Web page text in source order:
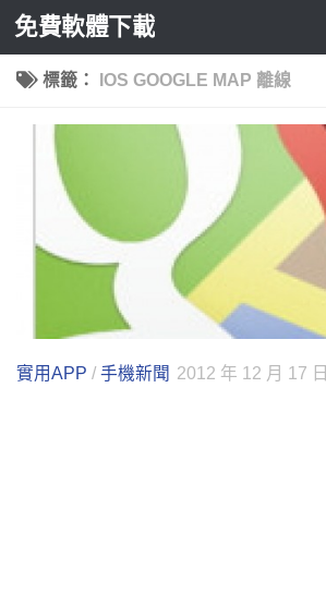
Skip to content
免費軟體下載
標籤： IOS GOOGLE MAP 離線
實用APP / 手機新聞 2012 年 12 月 17 日